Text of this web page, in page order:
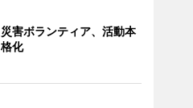
災害ボランティア、活動本
格化